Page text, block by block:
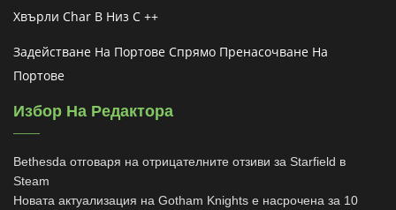
Хвърли Char В Низ C ++
Задействане На Портове Спрямо Пренасочване На
Портове
Избор На Редактора
Bethesda отговаря на отрицателните отзиви за Starfield в
Steam
Новата актуализация на Gotham Knights е насрочена за 10